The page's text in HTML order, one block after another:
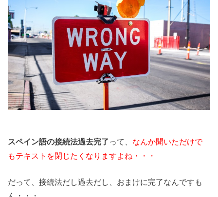
スペイン語の接続法過去完了って、 なんか聞いただけで
もテキストを閉じたくなりますよね・・・
だって、接続法だし過去だし、おまけに完了なんですも